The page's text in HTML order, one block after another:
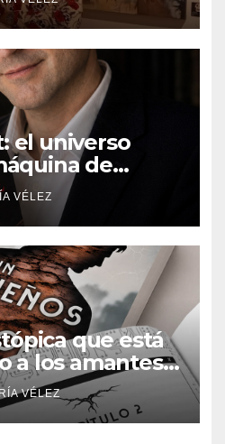
el universo
de
o un
cambiarlo
VÉLEZ
que está
a los amantes
la ciencia
dueños ni
VÉLEZ